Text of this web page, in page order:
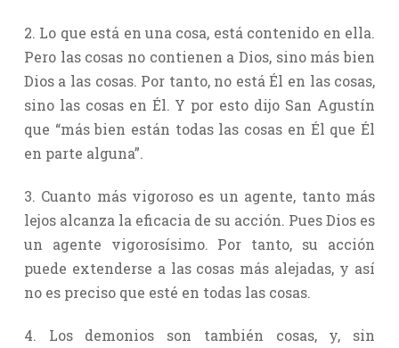
2. Lo que está en una cosa, está contenido en ella.
Pero las cosas no contienen a Dios, sino más bien
Dios a las cosas. Por tanto, no está Él en las cosas,
sino las cosas en Él. Y por esto dijo San Agustín
que “más bien están todas las cosas en Él que Él
en parte alguna”.
3. Cuanto más vigoroso es un agente, tanto más
lejos alcanza la eficacia de su acción. Pues Dios es
un agente vigorosísimo. Por tanto, su acción
puede extenderse a las cosas más alejadas, y así
no es preciso que esté en todas las cosas.
4. Los demonios son también cosas, y, sin